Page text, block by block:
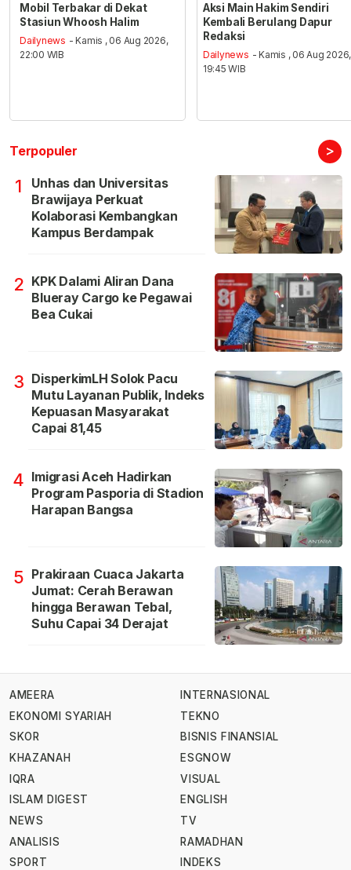
Mobil Terbakar di Dekat
Stasiun Whoosh Halim
Dailynews - Kamis , 06 Aug 2026,
22:00 WIB
Aksi Main Hakim Sendiri
Kembali Berulang Dapur
Redaksi
Dailynews - Kamis , 06 Aug 2026,
19:45 WIB
Terpopuler >
1
Unhas dan Universitas
Brawijaya Perkuat
Kolaborasi Kembangkan
Kampus Berdampak
2 KPK Dalami Aliran Dana
Blueray Cargo ke Pegawai
Bea Cukai
3 DisperkimLH Solok Pacu
Mutu Layanan Publik, Indeks
Kepuasan Masyarakat
Capai 81,45
4 Imigrasi Aceh Hadirkan
Program Pasporia di Stadion
Harapan Bangsa
5 Prakiraan Cuaca Jakarta
Jumat: Cerah Berawan
hingga Berawan Tebal,
Suhu Capai 34 Derajat
AMEERA
EKONOMI SYARIAH
SKOR
KHAZANAH
IQRA
ISLAM DIGEST
NEWS
ANALISIS
SPORT
INTERNASIONAL
TEKNO
BISNIS FINANSIAL
ESGNOW
VISUAL
ENGLISH
TV
RAMADHAN
INDEKS